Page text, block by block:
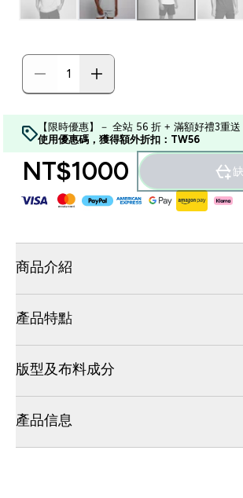
【限時優惠】－ 全站 56 折 + 滿額好禮3重
使用優惠碼，獲得額外折扣：TW56
NT$1000‎
商品介紹
產品特點
版型及布料成分
產品信息